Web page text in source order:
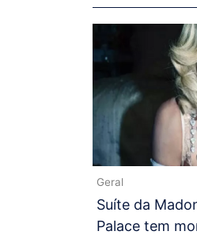
Geral
Suíte da
Palace tem